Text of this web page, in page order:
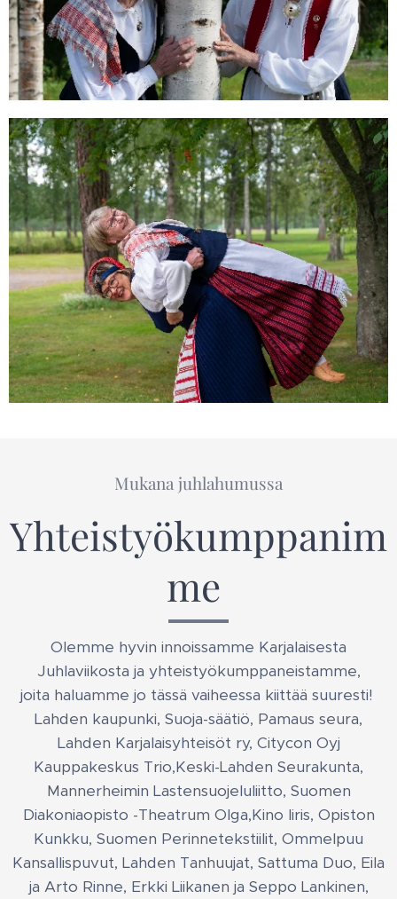
Mukana juhlahumussa
Yhteistyökumppanim
me
Olemme hyvin innoissamme Karjalaisesta
Juhlaviikosta ja yhteistyökumppaneistamme,
joita haluamme jo tässä vaiheessa kiittää suuresti!
Lahden kaupunki, Suoja-säätiö, Pamaus seura,
Lahden Karjalaisyhteisöt ry, Citycon Oyj
Kauppakeskus Trio,Keski-Lahden Seurakunta,
Mannerheimin Lastensuojeluliitto, Suomen
Diakoniaopisto -Theatrum Olga,Kino Iiris, Opiston
Kunkku, Suomen Perinnetekstiilit, Ommelpuu
Kansallispuvut, Lahden Tanhuujat, Sattuma Duo, Eila
ja Arto Rinne, Erkki Liikanen ja Seppo Lankinen,